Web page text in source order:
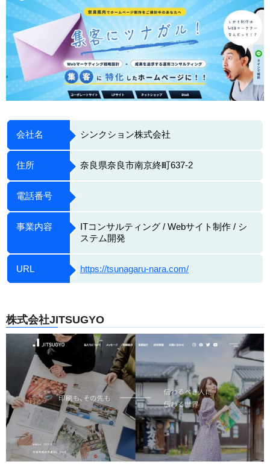
会社名 シンクション株式会社
住所 奈良県奈良市南京終町637-2
電話番号
事業内容
ITコンサルティング / Webサイト制作 / シ
ステム開発
URL https://tsunagaru-nara.com/
株式会社JITSUGYO